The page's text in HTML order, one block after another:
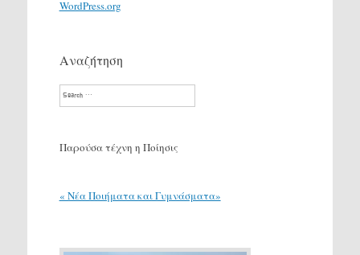
WordPress.org
Αναζήτηση
Search
Παρούσα τέχνη η Ποίησις
« Νέα Ποιήματα και Γυμνάσματα»